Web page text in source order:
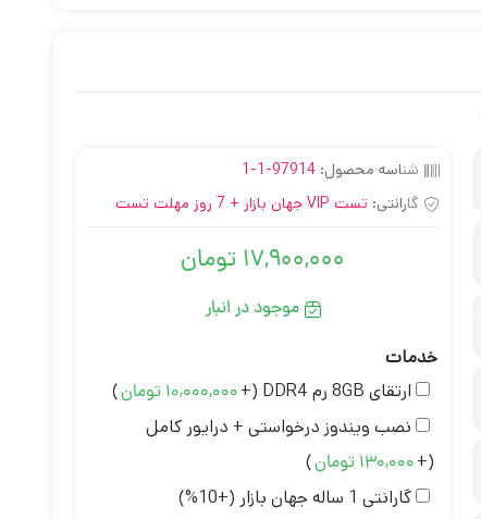
شناسه محصول: 97914-1-1
گارانتی: تست VIP جهان بازار + 7 روز مهلت تست
17,900,000 تومان
موجود در انبار
خدمات
ارتقای 8GB رم DDR4
(+
10,000,000 تومان)
نصب ویندوز درخواستی + درایور کامل
(+
130,000 تومان)
گارانتی 1 ساله جهان بازار
(+10%)